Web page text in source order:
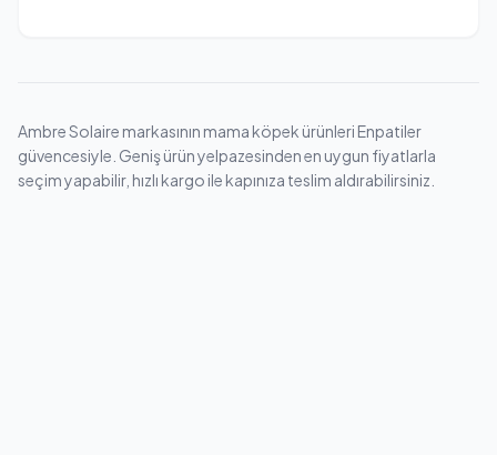
Ambre Solaire markasının mama köpek ürünleri Enpatiler
güvencesiyle. Geniş ürün yelpazesinden en uygun fiyatlarla
seçim yapabilir, hızlı kargo ile kapınıza teslim aldırabilirsiniz.